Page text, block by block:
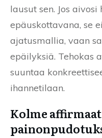
lausut sen. Jos
epäuskottavana, se
ajatusmallia, vaan
epäilyksiä. Tehokas
suuntaa
ihannetilaan.
Kolme